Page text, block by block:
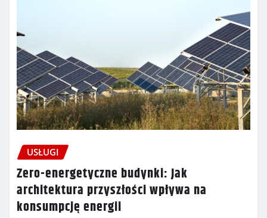
USŁUGI
Zero-energetyczne budynki: Jak
architektura przyszłości wpływa na
konsumpcję energii